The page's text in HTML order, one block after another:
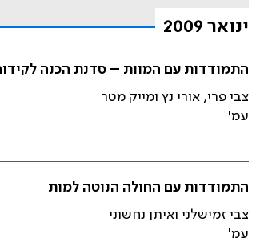
ינואר 2009
התמודדות עם המוות – סדנת הכנה
צבי פרי, אורי נץ ומייק מטר
עמ'
התמודדות עם החולה הנוטה למות
צבי זמישלני ואיתן נחשוני
עמ'